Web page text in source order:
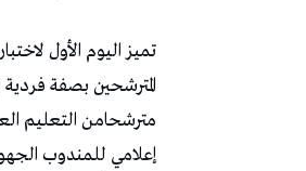
إعلامي للمندوب